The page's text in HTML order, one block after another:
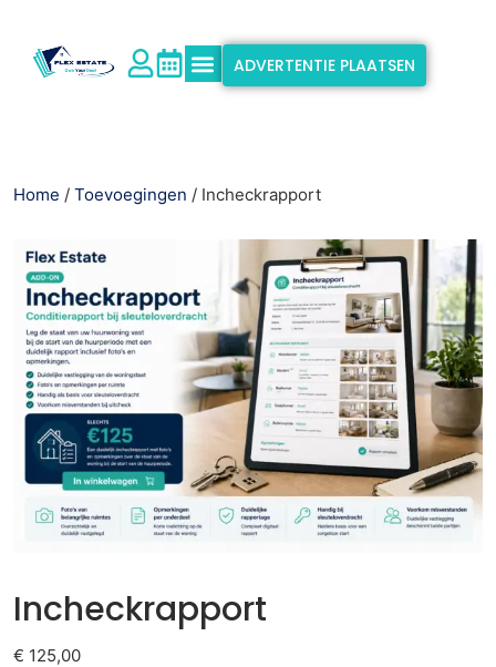
ADVERTENTIE PLAATSEN
Home / Toevoegingen / Incheckrapport
Incheckrapport
€ 125,00